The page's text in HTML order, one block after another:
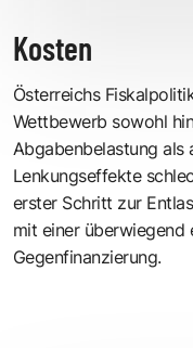
Kosten
Österreichs
Wettbewerb sowohl
Abgabenbelastung als
Lenkungseffekte
erster Schritt zur
mit einer überwiegend
Gegenfinanzierung.